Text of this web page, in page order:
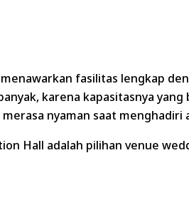
fasilitas lengkap
karena kapasitasnya
nyaman saat menghadiri
Hall adalah pilihan venue